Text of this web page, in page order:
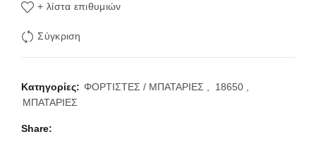
+ λίστα επιθυμιών
Σύγκριση
Κατηγορίες: ΦΟΡΤΙΣΤΕΣ / ΜΠΑΤΑΡΙΕΣ 18650
ΜΠΑΤΑΡΙΕΣ
Share